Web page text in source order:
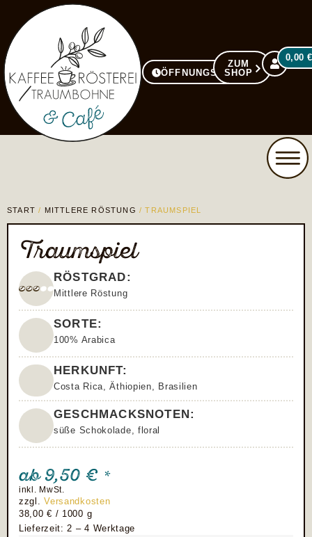
ÖFFNUNGSZEITEN
ZUM
SHOP
0,00€
START / MITTLERE RÖSTUNG / TRAUMSPIEL
Traumspiel
RÖSTGRAD:
Mittlere Röstung
SORTE:
100% Arabica
HERKUNFT:
Costa Rica,Äthiopien, Brasilien
GESCHMACKSNOTEN:
süße Schokolade, floral
ab9,50 € *
inkl. MwSt.
zzgl.Versandkosten
38,00€ / 1000 g
Lieferzeit: 2 – 4 Werktage